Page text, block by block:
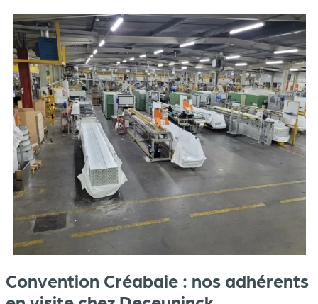
Convention Créabaie : nos adhérents